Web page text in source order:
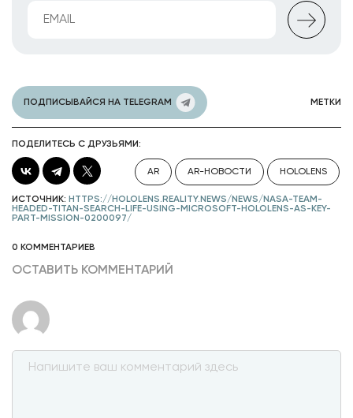
ПОДПИСЫВАЙСЯ НА TELEGRAM МЕТКИ
ПОДЕЛИТЕСЬ С ДРУЗЬЯМИ:
AR AR-НОВОСТИ HOLOLENS
ИСТОЧНИК: HTTPS://HOLOLENS.REALITY.NEWS/NEWS/NASA-TEAM-
HEADED-TITAN-SEARCH-LIFE-USING-MICROSOFT-HOLOLENS-AS-KEY-
PART-MISSION-0200097/
0 КОММЕНТАРИЕВ
ОСТАВИТЬ КОММЕНТАРИЙ